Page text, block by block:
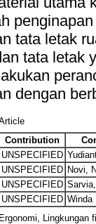
tata letak
tata letak
dengan
Contribution
UNSPECIFIED
UNSPECIFIED Novi,
UNSPECIFIED
UNSPECIFIED Winda
Ergonomi, Lingkungan